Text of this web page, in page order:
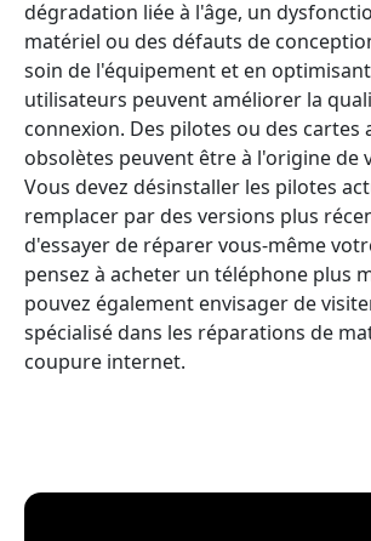
dégradation liée à l'âge, un
matériel ou des défauts de
soin de l'équipement et en
utilisateurs peuvent améliorer la
connexion. Des pilotes ou des cartes
obsolètes peuvent être à l'origine de
Vous devez désinstaller les pilotes
remplacer par des versions plus
d'essayer de réparer vous-même
pensez à acheter un téléphone plus
pouvez également envisager de
spécialisé dans les réparations de
coupure internet.